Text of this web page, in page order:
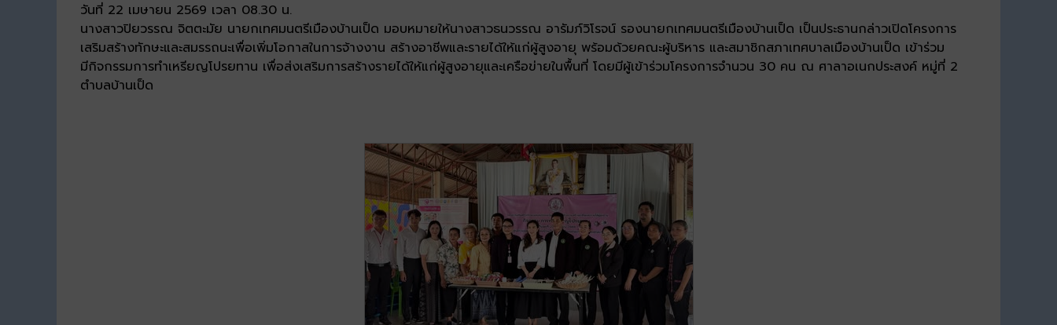
วันที่ 22 เมษายน 2569 เวลา 08.30 น.
นางสาวปิยวรรณ จิตตะมัย นายกเทศมนตรีเมืองบ้านเป็ด มอบหมายให้นางสาวธนวรรณ อารัมภ์วิโรจน์ รองนายกเทศมนตรีเมืองบ้านเป็ด เป็นประธานกล่าวเปิดโครงการ
เสริมสร้างทักษะและสมรรถนะเพื่อเพิ่มโอกาสในการจ้างงาน สร้างอาชีพและรายได้ให้แก่ผู้สูงอายุ พร้อมด้วยคณะผู้บริหาร และสมาชิกสภาเทศบาลเมืองบ้านเป็ด เข้าร่วม
มีกิจกรรมการทำเหรียญโปรยทาน เพื่อส่งเสริมการสร้างรายได้ให้แก่ผู้สูงอายุและเครือข่ายในพื้นที่ โดยมีผู้เข้าร่วมโครงการจำนวน 30 คน ณ ศาลาอเนกประสงค์ หมู่ที่ 2
ตำบลบ้านเป็ด